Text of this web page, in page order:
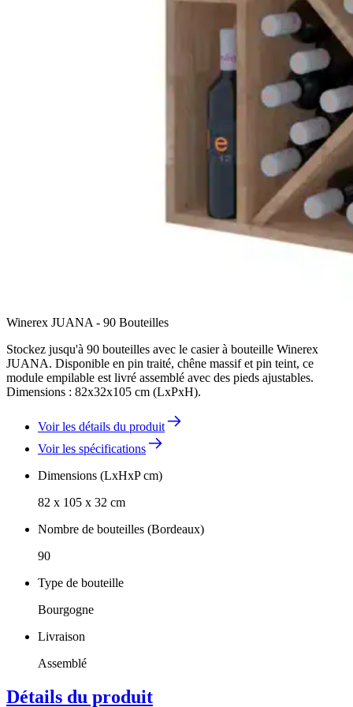
Winerex JUANA - 90 Bouteilles
Stockez jusqu'à 90 bouteilles avec le casier à bouteille Winerex
JUANA. Disponible en pin traité, chêne massif et pin teint, ce
module empilable est livré assemblé avec des pieds ajustables.
Dimensions : 82x32x105 cm (LxPxH).
Voir les détails du produit
Voir les spécifications
Dimensions (LxHxP cm)
82 x 105 x 32 cm
Nombre de bouteilles (Bordeaux)
90
Type de bouteille
Bourgogne
Livraison
Assemblé
Détails du produit